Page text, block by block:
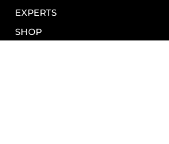
EXPERTS
SHOP